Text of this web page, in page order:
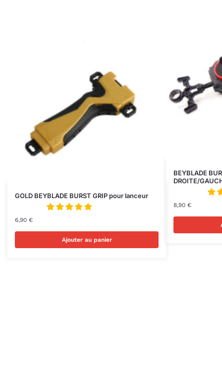
GOLD BEYBLADE BURST GRIP pour lanceur
6,90 €
Ajouter au panier
BEYBLADE
DROITE/
8,90 €